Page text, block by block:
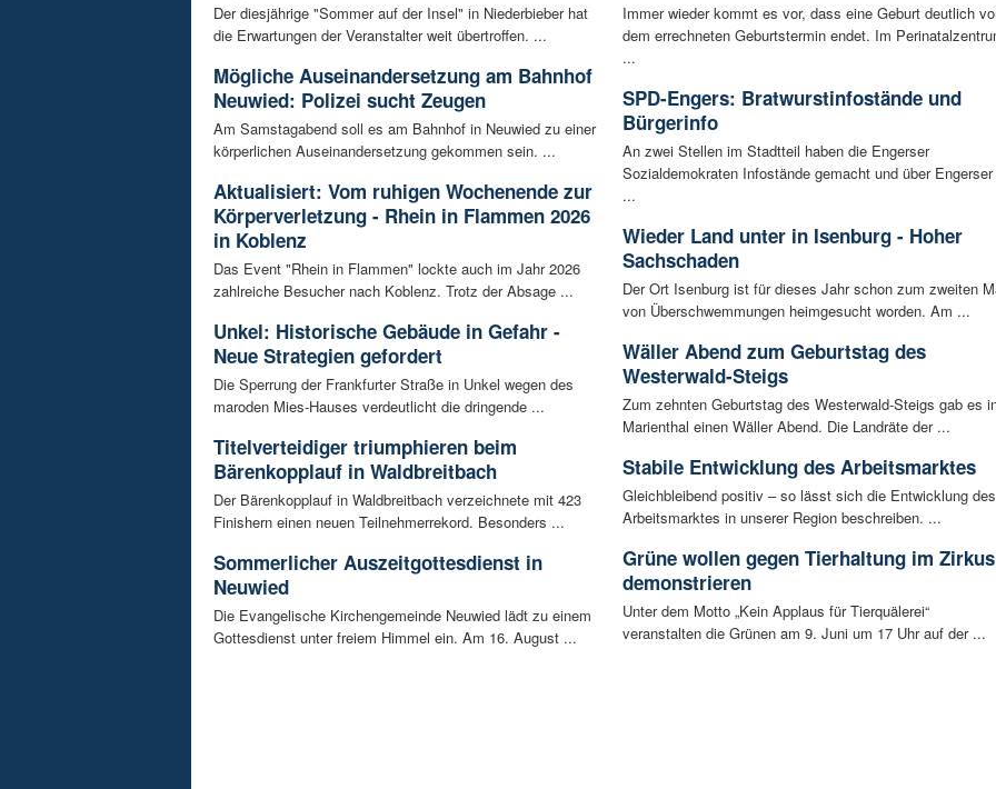
Der diesjährige "Sommer auf der Insel" in Niederbieber hat
die Erwartungen der Veranstalter weit übertroffen. ...
Mögliche Auseinandersetzung am Bahnhof
Neuwied: Polizei sucht Zeugen
Am Samstagabend soll es am Bahnhof in Neuwied zu einer
körperlichen Auseinandersetzung gekommen sein. ...
Aktualisiert: Vom ruhigen Wochenende zur
Körperverletzung - Rhein in Flammen 2026
in Koblenz
Das Event "Rhein in Flammen" lockte auch im Jahr 2026
zahlreiche Besucher nach Koblenz. Trotz der Absage ...
Unkel: Historische Gebäude in Gefahr -
Neue Strategien gefordert
Die Sperrung der Frankfurter Straße in Unkel wegen des
maroden Mies-Hauses verdeutlicht die dringende ...
Titelverteidiger triumphieren beim
Bärenkopplauf in Waldbreitbach
Der Bärenkopplauf in Waldbreitbach verzeichnete mit 423
Finishern einen neuen Teilnehmerrekord. Besonders ...
Sommerlicher Auszeitgottesdienst in
Neuwied
Die Evangelische Kirchengemeinde Neuwied lädt zu einem
Gottesdienst unter freiem Himmel ein. Am 16. August ...
Immer wieder kommt es vor, dass eine Geburt deutlich
dem errechneten Geburtstermin endet. Im
...
SPD-Engers: Bratwurstinfostände und
Bürgerinfo
An zwei Stellen im Stadtteil haben die Engerser
Sozialdemokraten Infostände gemacht und über Engerser
...
Wieder Land unter in Isenburg - Hoher
Sachschaden
Der Ort Isenburg ist für dieses Jahr schon zum zweiten
von Überschwemmungen heimgesucht worden. Am ...
Wäller Abend zum Geburtstag des
Westerwald-Steigs
Zum zehnten Geburtstag des Westerwald-Steigs gab es
Marienthal einen Wäller Abend. Die Landräte der ...
Stabile Entwicklung des Arbeitsmarktes
Gleichbleibend positiv – so lässt sich die Entwicklung des
Arbeitsmarktes in unserer Region beschreiben. ...
Grüne wollen gegen Tierhaltung im Zirkus
demonstrieren
Unter dem Motto „Kein Applaus für Tierquälerei“
veranstalten die Grünen am 9. Juni um 17 Uhr auf der ...